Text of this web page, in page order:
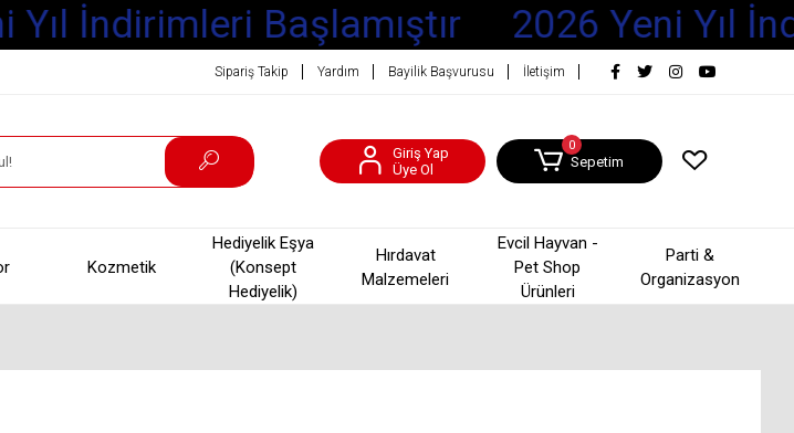
Yıl İndirimleri Başlamıştır 2026 Yeni Yıl
Sipariş Takip Yardım Bayilik Başvurusu İletişim
Giriş Yap
Üye Ol
0
Sepetim
Kozmetik
Hediyelik Eşya
(Konsept
Hediyelik)
Hırdavat
Malzemeleri
Evcil Hayvan -
Pet Shop
Ürünleri
Parti &
Organizasyon